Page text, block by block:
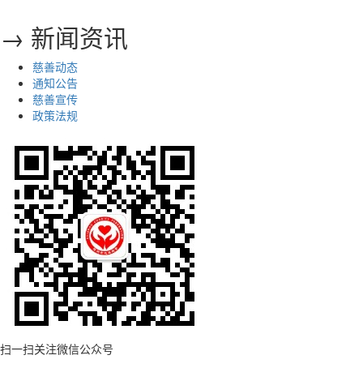
→ 新闻资讯
慈善动态
通知公告
慈善宣传
政策法规
扫一扫关注微信公众号